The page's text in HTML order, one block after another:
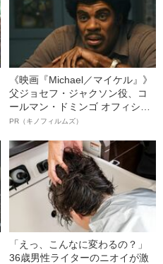
《映画『Michael／マイケル』》
父ジョセフ・ジャクソン役、コ
ールマン・ドミンゴ オフィシャ
ルインタビュー“観客を魅了した
語る”《日本興収70億円突破》
PR（キノフィルムズ）
「えっ、こんなに変わるの？」
36歳男性ライターのニオイが激